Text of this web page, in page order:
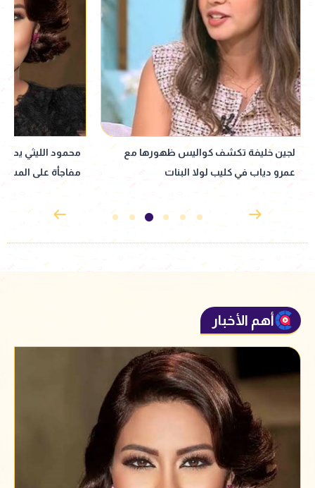
محمود الليثي يدعم شيرين عبد الوهاب..
مفاجأة على المسرح
نانسي عجرم
بالساحل الشمالي
أهم الأخبار